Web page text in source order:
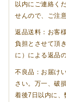
以内にご連絡く
せんので、ご注
返品送料：お客
負担とさせて頂
に）による返品
不良品：お届け
さい。万一、破
着後7日以内に、